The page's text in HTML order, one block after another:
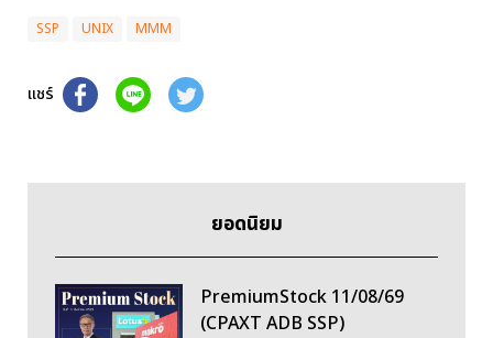
SSP UNIX MMM
แชร์
ยอดนิยม
PremiumStock 11/08/69
(CPAXT ADB SSP)